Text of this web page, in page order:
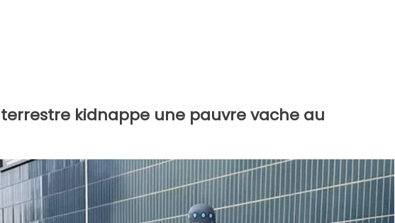
kidnappe une pauvre vache au